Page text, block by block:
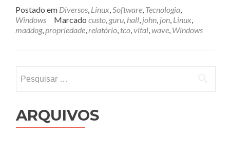
Postado em Diversos, Linux,Software, Tecnologia,
Windows
Marcado custo, guru, hall, john, jon, Linux,
maddog,propriedade,relatório, tco,vital,wave, Windows
por:
ARQUIVOS